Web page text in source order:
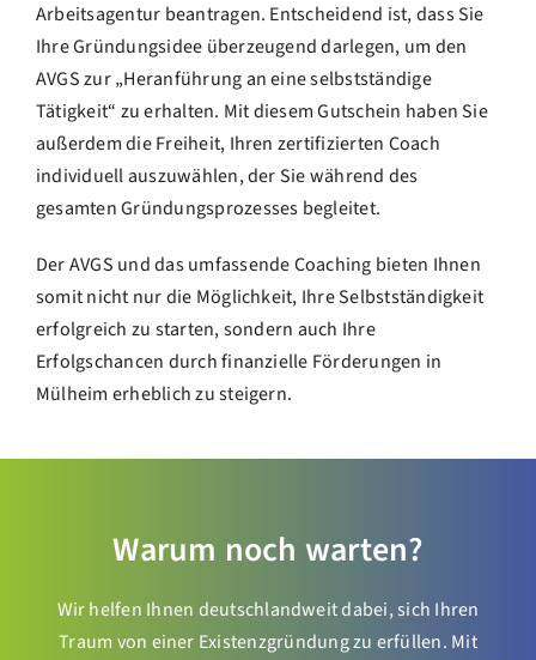
Arbeitsagentur beantragen. Entscheidend ist, dass Sie
Ihre Gründungsidee überzeugend darlegen, um den
AVGS zur „Heranführung an eine selbstständige
Tätigkeit“ zu erhalten. Mit diesem Gutschein haben Sie
außerdem die Freiheit, Ihren zertifizierten Coach
individuell auszuwählen, der Sie während des
gesamten Gründungsprozesses begleitet.
Der AVGS und das umfassende Coaching bieten Ihnen
somit nicht nur die Möglichkeit, Ihre Selbstständigkeit
erfolgreich zu starten, sondern auch Ihre
Erfolgschancen durch finanzielle Förderungen in
Mülheim erheblich zu steigern.
Warum noch warten?
Wir helfen Ihnen deutschlandweit dabei, sich Ihren
Traum von einer Existenzgründung zu erfüllen. Mit